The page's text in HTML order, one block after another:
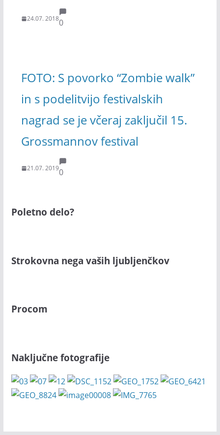
24.07. 20180
FOTO: S povorko “Zombie walk”
in s podelitvijo festivalskih
nagrad se je včeraj zaključil 15.
Grossmannov festival
21.07. 20190
Poletno delo?
Strokovna nega vaših ljubljenčkov
Procom
Naključne fotografije